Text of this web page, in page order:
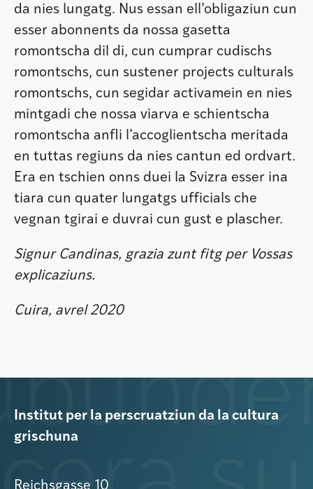
da nies lungatg. Nus essan ell’obligaziun cun
esser abonnents da nossa gasetta
romontscha dil di, cun cumprar cudischs
romontschs, cun sustener projects culturals
romontschs, cun segidar activamein en nies
mintgadi che nossa viarva e schientscha
romontscha anfli l’accoglientscha meritada
en tuttas regiuns da nies cantun ed ordvart.
Era en tschien onns duei la Svizra esser ina
tiara cun quater lungatgs ufficials che
vegnan tgirai e duvrai cun gust e plascher.
Signur Candinas, grazia zunt fitg per Vossas
explicaziuns.
Cuira, avrel 2020
Institut per la perscruatziun da la cultura
grischuna
Reichsgasse 10